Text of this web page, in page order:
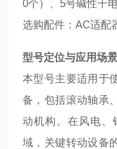
0个）、5号碱性干
选购配件：AC适配
型号定位与应用场景
本型号主要适用于
备，包括滚动轴承
动机构。在风电、
域，关键转动设备